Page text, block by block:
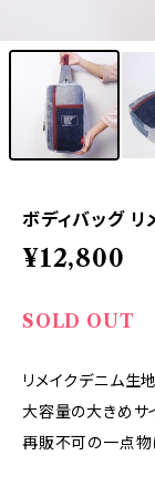
ボディバッグ
¥12,800
SOLD OUT
リメイクデニム生
大容量の大きめサ
再販不可の一点物